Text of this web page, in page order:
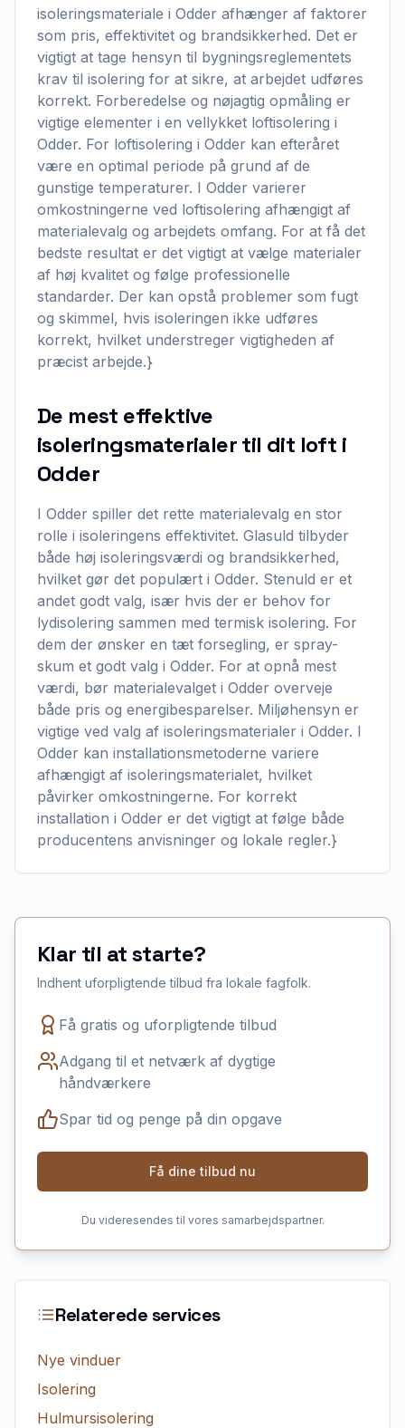
isoleringsmateriale i Odder afhænger af faktorer
som pris, effektivitet og brandsikkerhed. Det er
vigtigt at tage hensyn til bygningsreglementets
krav til isolering for at sikre, at arbejdet udføres
korrekt. Forberedelse og nøjagtig opmåling er
vigtige elementer i en vellykket loftisolering i
Odder. For loftisolering i Odder kan efteråret
være en optimal periode på grund af de
gunstige temperaturer. I Odder varierer
omkostningerne ved loftisolering afhængigt af
materialevalg og arbejdets omfang. For at få det
bedste resultat er det vigtigt at vælge materialer
af høj kvalitet og følge professionelle
standarder. Der kan opstå problemer som fugt
og skimmel, hvis isoleringen ikke udføres
korrekt, hvilket understreger vigtigheden af
præcist arbejde.}
De mest effektive
isoleringsmaterialer til dit loft i
Odder
I Odder spiller det rette materialevalg en stor
rolle i isoleringens effektivitet. Glasuld tilbyder
både høj isoleringsværdi og brandsikkerhed,
hvilket gør det populært i Odder. Stenuld er et
andet godt valg, især hvis der er behov for
lydisolering sammen med termisk isolering. For
dem der ønsker en tæt forsegling, er spray-
skum et godt valg i Odder. For at opnå mest
værdi, bør materialevalget i Odder overveje
både pris og energibesparelser. Miljøhensyn er
vigtige ved valg af isoleringsmaterialer i Odder. I
Odder kan installationsmetoderne variere
afhængigt af isoleringsmaterialet, hvilket
påvirker omkostningerne. For korrekt
installation i Odder er det vigtigt at følge både
producentens anvisninger og lokale regler.}
Klar til at starte?
Indhent uforpligtende tilbud fra lokale fagfolk.
Få gratis og uforpligtende tilbud
Adgang til et netværk af dygtige
håndværkere
Spar tid og penge på din opgave
Få dine tilbud nu
Du videresendes til vores samarbejdspartner.
Relaterede services
Nye vinduer
Isolering
Hulmursisolering